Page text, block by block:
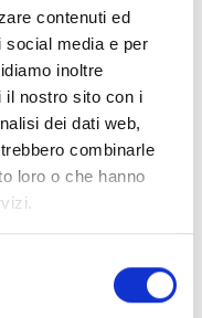
contenuti ed
social media e per
inoltre
il nostro sito con i
dei dati web,
combinarle
loro o che hanno